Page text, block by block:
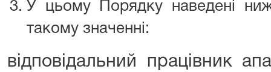
У цьому Порядку наведені
такому значенні:
відповідальний працівник